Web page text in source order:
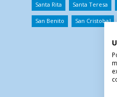
Santa Rita Santa Teresa
San Benito San Cristobal